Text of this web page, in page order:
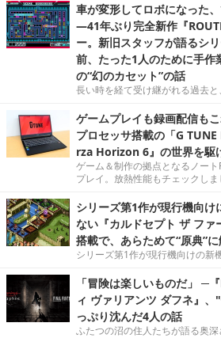
車が変形してロボになった
―41年ぶり完全新作『
ー。新旧スタッフが語るシ
前、たった1人のために手作
の“幻のカセット”の話
長い時を経て受け継がれる過去と
ゲームプレイも録画配信も
プロセッサ搭載の「G
rza Horizon 6』の世界を駆
ゲーム＆制作の拠点となるノー
プレイ。放熱性能もチェックしま
シリーズ第1作が現行機向
ない『カルドセプト ザ ファ
搭載で、あらためて“原典”
シリーズ第1作が現行機向けの新
「冒険は楽しいものだ」 ─
ィ ヴァリアンツ ダフネ』
っぷり沈んだ4人の話
ふたつの沼の住人たちが語る奥深